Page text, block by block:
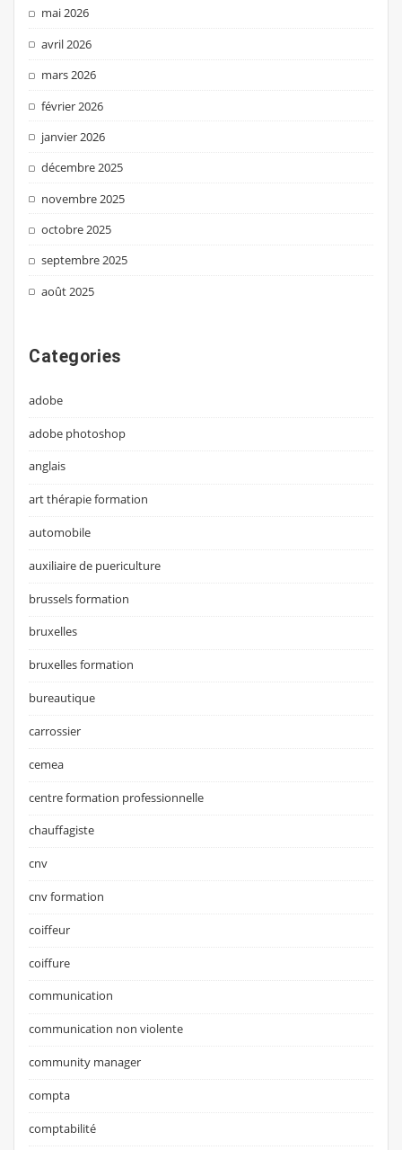
mai 2026
avril 2026
mars 2026
février 2026
janvier 2026
décembre 2025
novembre 2025
octobre 2025
septembre 2025
août 2025
Categories
adobe
adobe photoshop
anglais
art thérapie formation
automobile
auxiliaire de puericulture
brussels formation
bruxelles
bruxelles formation
bureautique
carrossier
cemea
centre formation professionnelle
chauffagiste
cnv
cnv formation
coiffeur
coiffure
communication
communication non violente
community manager
compta
comptabilité